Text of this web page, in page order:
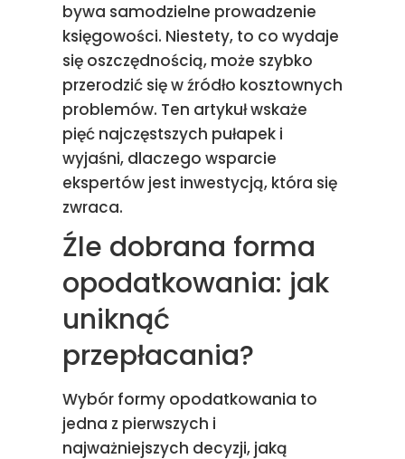
bywa samodzielne prowadzenie
księgowości. Niestety, to co wydaje
się oszczędnością, może szybko
przerodzić się w źródło kosztownych
problemów. Ten artykuł wskaże
pięć najczęstszych pułapek i
wyjaśni, dlaczego wsparcie
ekspertów jest inwestycją, która się
zwraca.
Źle dobrana forma
opodatkowania: jak
uniknąć
przepłacania?
Wybór formy opodatkowania to
jedna z pierwszych i
najważniejszych decyzji, jaką